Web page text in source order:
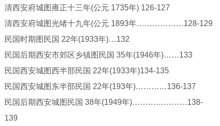
清西安府城图雍正十三年(公元 1735年) 126-127
清西安府城图光绪十九年(公元 1893年………………128-129
民国时期图民国 22年(1933年)…132
民国后期西安市郊区乡镇图民国 35年(1946年)……133
民国西安城图西半部民国 22年(1933年)134-135
民国西安城图东半部民国 22年(193年)…………136-137
民国后期西安城图民国 38年(1949年)…………………138-
139